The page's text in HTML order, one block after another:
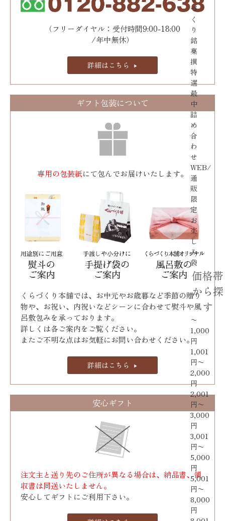
づ
く
り
銘
菓
撰
特
選
最
中
詰
め
合
わ
せ
WEB/
通
販
限
定
お
楽
し
み
袋
価格帯
から探
す
〜
1,000
円
1,001
円〜
2,000
円
2,001
円〜
3,000
円
3,001
円〜
5,000
円
5,001
円〜
8,000
円
（フリーダイヤル：受付時間9:00-18:00
/年中無休）
詳細はこちら
ギフト包装について
専用の包装紙にて包んでお届けいたします。
くらづくり本舗では、お中元やお歳暮など季節の贈り
物や、お祝い、内祝いなどシーンに合わせて熨斗や風
呂敷包みを承っております｡
詳しくは各ご案内をご覧ください。
またご不明な点はお気軽にお問い合わせください。
詳細はこちら
安心ギフト
注文主と送り先のご住所が異なる場合は、納品書、領
収書は同送いたしません。
安心してギフトにご利用下さい。